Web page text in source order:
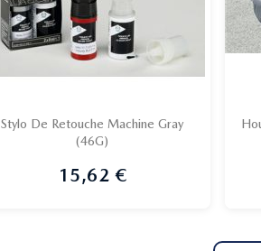
Stylo De Retouche Machine Gray
(46G)
Prix
15,62 €
Aperçu rapide